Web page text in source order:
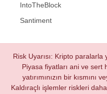
IntoTheBlock
Santiment
Risk Uyarısı: Kripto paralarla
Piyasa fiyatları ani ve sert
yatırımınızın bir kısmını
Kaldıraçlı işlemler riskleri